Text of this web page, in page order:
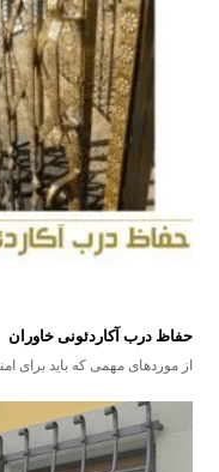
حفاظ درب آکاردئونی خاوران
از موردهای مهمی که باید برای